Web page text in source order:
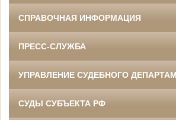
СПРАВОЧНАЯ ИНФОРМАЦИЯ
ПРЕСС-СЛУЖБА
УПРАВЛЕНИЕ СУДЕБНОГО
СУДЫ СУБЪЕКТА РФ